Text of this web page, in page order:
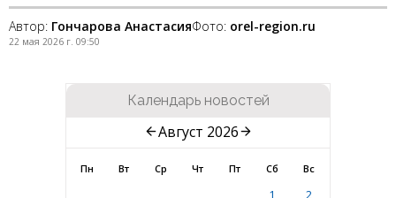
Автор: Гончарова АнастасияФото: orel-region.ru
22 мая 2026 г. 09:50
Календарь новостей
Август 2026
Пн Вт Ср Чт Пт Сб Вс
1
2